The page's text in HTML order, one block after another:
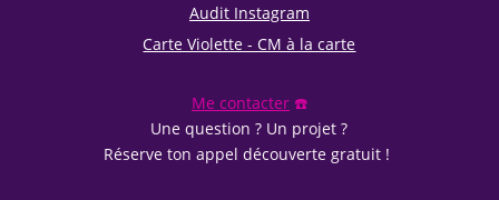
Audit Instagram
Carte Violette - CM à la carte
Me contacter☎️
Une question ? Un projet ?
Réserve ton appel découverte gratuit !